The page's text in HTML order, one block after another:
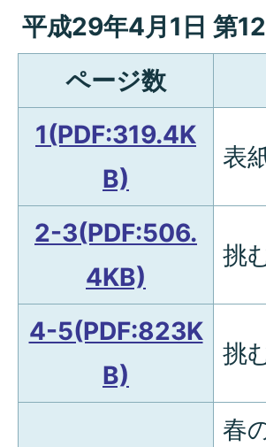
平成29年4月1日 第
ページ数
1(PDF:319.4K
B)
表
2-3(PDF:506.
4KB)
挑
4-5(PDF:823K
B)
挑
春